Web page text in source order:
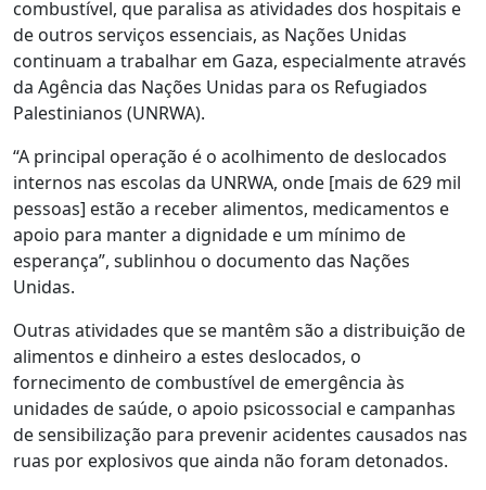
combustível, que paralisa as atividades dos hospitais e
de outros serviços essenciais, as Nações Unidas
continuam a trabalhar em Gaza, especialmente através
da Agência das Nações Unidas para os Refugiados
Palestinianos (UNRWA).
“A principal operação é o acolhimento de deslocados
internos nas escolas da UNRWA, onde [mais de 629 mil
pessoas] estão a receber alimentos, medicamentos e
apoio para manter a dignidade e um mínimo de
esperança”, sublinhou o documento das Nações
Unidas.
Outras atividades que se mantêm são a distribuição de
alimentos e dinheiro a estes deslocados, o
fornecimento de combustível de emergência às
unidades de saúde, o apoio psicossocial e campanhas
de sensibilização para prevenir acidentes causados nas
ruas por explosivos que ainda não foram detonados.